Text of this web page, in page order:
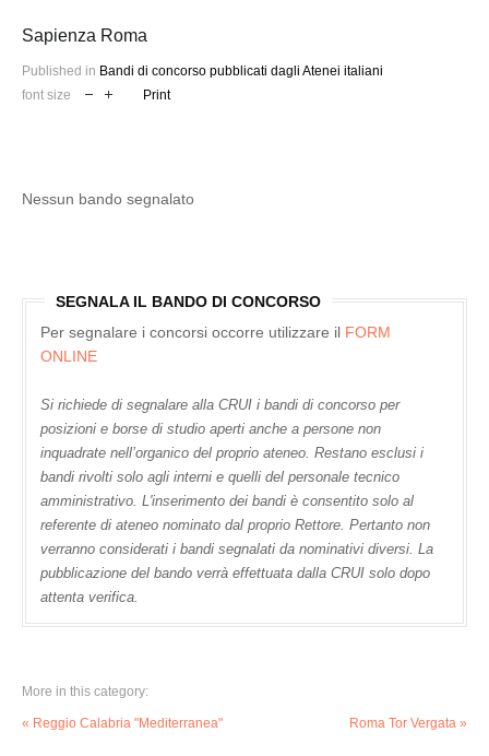
Sapienza Roma
Published in Bandi di concorso pubblicati dagli Atenei italiani
font size
Print
Nessun bando segnalato
SEGNALA IL BANDO DI CONCORSO
Per segnalare i concorsi occorre utilizzare il FORM
ONLINE
Si richiede di segnalare alla CRUI i bandi di concorso per
posizioni e borse di studio aperti anche a persone non
inquadrate nell’organico del proprio ateneo. Restano esclusi i
bandi rivolti solo agli interni e quelli del personale tecnico
amministrativo. L'inserimento dei bandi è consentito solo al
referente di ateneo nominato dal proprio Rettore. Pertanto non
verranno considerati i bandi segnalati da nominativi diversi. La
pubblicazione del bando verrà effettuata dalla CRUI solo dopo
attenta verifica.
More in this category:
« Reggio Calabria "Mediterranea" Roma Tor Vergata »